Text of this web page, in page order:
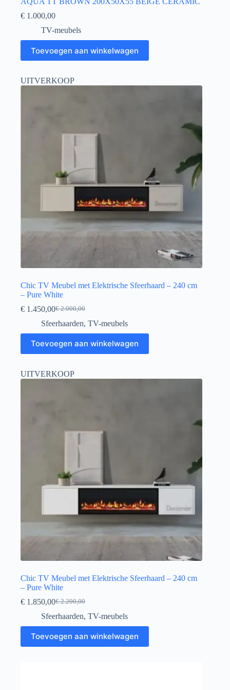
€ 1.000,00
TV-meubels
Toevoegen aan winkelwagen
UITVERKOOP
Chic TV Meubel met Elektrische Sfeerhaard – 240 cm
– Pure White
€2.000,00
€ 1.450,00
Sfeerhaarden, TV-meubels
Toevoegen aan winkelwagen
UITVERKOOP
Chic TV Meubel met Elektrische Sfeerhaard – 240 cm
– Pure White
€2.200,00
€ 1.850,00
Sfeerhaarden, TV-meubels
Toevoegen aan winkelwagen